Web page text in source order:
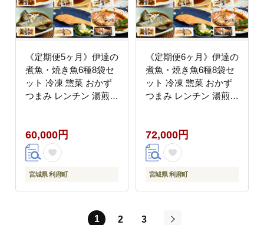
《定期便5ヶ月》伊達の
煮魚・焼き魚6種8袋セ
ット 冷凍 惣菜 おかず
つまみ レンチン 湯煎
さば さんま ぶり ブリ
かれい 金目鯛 冷凍 惣
菜 おかず つまみ レン
チン 湯煎 簡単 煮物 煮
60,000円
宮城県 利府町
《定期便6ヶ月》伊達の
煮魚・焼き魚6種8袋セ
ット 冷凍 惣菜 おかず
つまみ レンチン 湯煎
さば さんま ぶり ブリ
かれい 金目鯛 冷凍 惣
菜 おかず つまみ レン
チン 湯煎 簡単 煮物 煮
72,000円
宮城県 利府町
1 2
3